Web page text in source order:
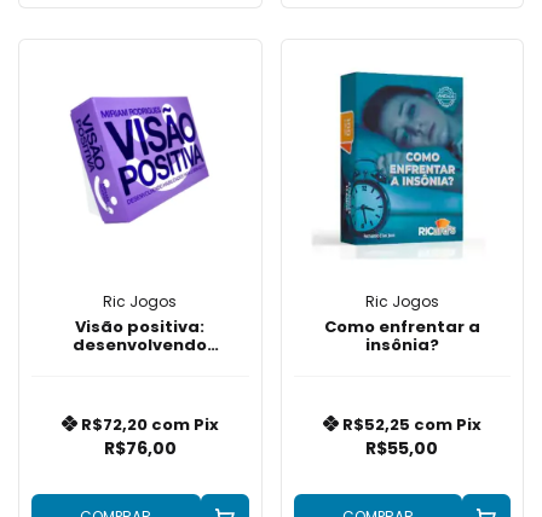
Ric Jogos
Visão positiva:
desenvolvendo
R$76,00
R$72,20 com Pix
Ric Jogos
Como enfrentar a
insônia?
R$55,00
R$52,25 com Pix